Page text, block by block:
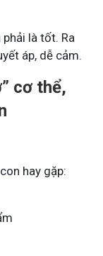
là tốt. Ra
áp, dễ cảm.
cơ thể,
hay gặp: